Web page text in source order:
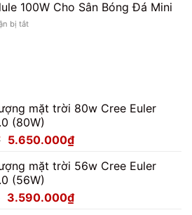
Kho
Module
100W
100W Cho Sân Bóng Đá Mini
bị tắtở
Bóng
Đá
Mini
mặt trời 80w Cree Euler
(80W)
Giá
là:
7.062.500₫.
5.650.000₫Giá
tại
5.650.000₫.
mặt trời 56w Cree Euler
(56W)
Giá
3.590.000₫Giá